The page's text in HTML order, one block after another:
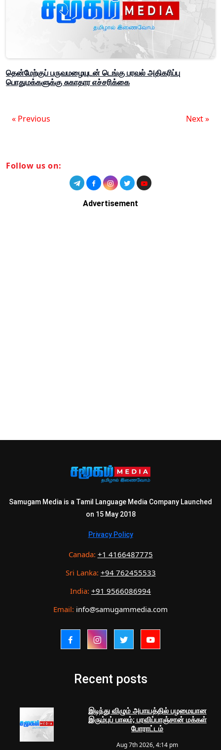
தென்மேற்குப் பருவமழையுடன் டெங்கு பரவல் அதிகரிப்பு
பொதுமக்களுக்கு சுகாதார எச்சரிக்கை
« Previous Next »
Follow us on:
Advertisement
Samugam Media is a Tamil Language Media Company Launched
on 15 May 2018
Privacy Policy
Canada: +1 4166487775
Sri Lanka: +94 762455533
India: +91 9566086994
Email: info@samugammedia.com
Recent posts
இடிந்து விழும் அபாயத்தில் பழமையான
இரும்புப் பாலம்; பரவிப்பாஞ்சான் மக்கள்
போராட்டம்
Aug 7th 2026, 4:14 pm